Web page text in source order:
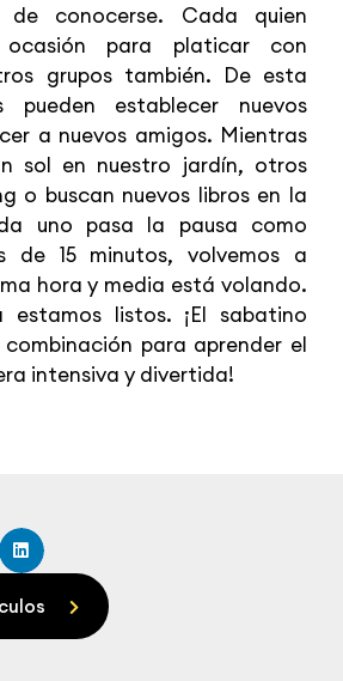
de conocerse. Cada quien
para platicar con
grupos también. De esta
pueden establecer nuevos
a nuevos amigos. Mientras
sol en nuestro jardín, otros
o buscan nuevos libros en la
uno pasa la pausa como
de 15 minutos, volvemos a
hora y media está volando.
listos. ¡El sabatino
para aprender el
intensiva y divertida!